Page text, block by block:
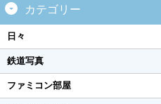
カテゴリー
日々
鉄道写真
ファミコン部屋